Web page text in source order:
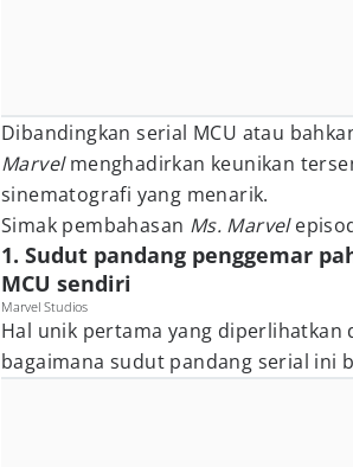
Dibandingkan serial MCU atau
Marvelmenghadirkan keunikan
sinematografi yang menarik.
Simak pembahasan Ms. Marvel
1. Sudut pandang penggemar
MCU sendiri
Marvel Studios
Hal unik pertama yang diperlihatkan
bagaimana sudut pandang serial ini